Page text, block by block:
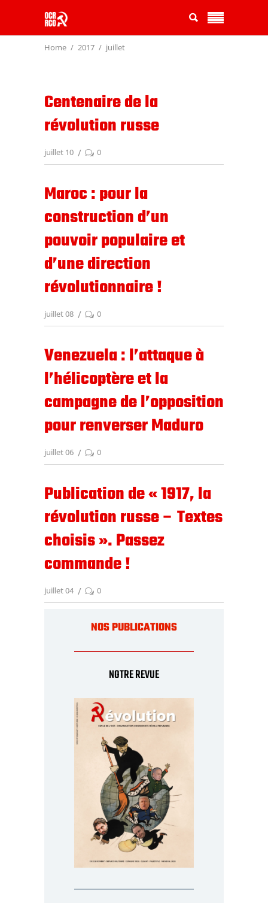
Home 2017 juillet
Centenaire de la
révolution russe
juillet 10 0
Maroc : pour la
construction d’un
pouvoir populaire et
d’une direction
révolutionnaire !
juillet 08 0
Venezuela : l’attaque à
l’hélicoptère et la
campagne de l’opposition
pour renverser Maduro
juillet 06 0
Publication de « 1917, la
révolution russe – Textes
choisis ». Passez
commande !
juillet 04 0
NOS PUBLICATIONS
NOTRE REVUE